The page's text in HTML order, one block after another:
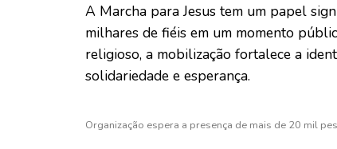
A Marcha para Jesus tem um papel
milhares de fiéis em um momento
religioso, a mobilização fortalece a
solidariedade e esperança.
Organização espera a presença de mais de 20 mil